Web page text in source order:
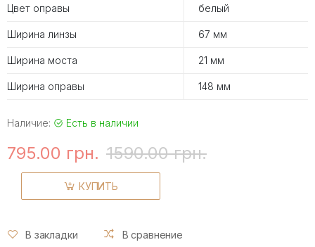
Цвет оправы белый
Ширина линзы 67 мм
Ширина моста 21 мм
Ширина оправы 148 мм
Наличие: Есть в наличии
795.00 грн. 1590.00 грн.
КУПИТЬ
В закладки В сравнение